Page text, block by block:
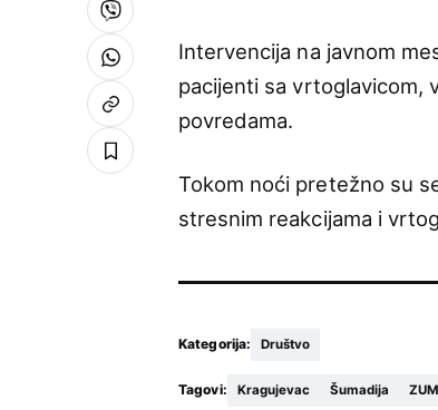
Intervencija na javnom
pacijenti sa vrtoglavicom,
povredama.
Tokom noći pretežno su
stresnim reakcijama i
Kategorija: Društvo
Tagovi: Kragujevac Šumadija ZUM